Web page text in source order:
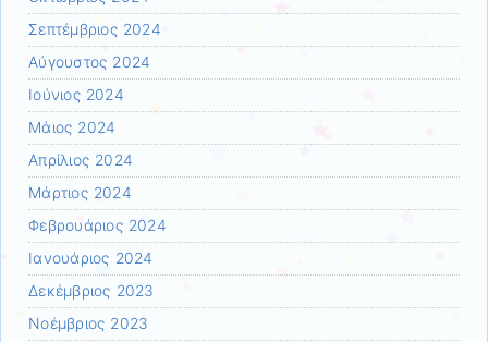
Σεπτέμβριος 2024
Αύγουστος 2024
Ιούνιος 2024
Μάιος 2024
Απρίλιος 2024
Μάρτιος 2024
Φεβρουάριος 2024
Ιανουάριος 2024
Δεκέμβριος 2023
Νοέμβριος 2023